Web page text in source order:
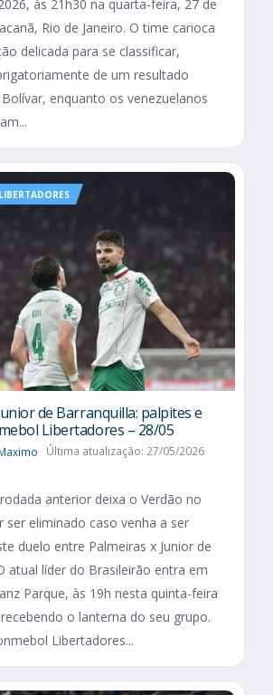
às 21h30 na quarta-feira, 27 de
Rio de Janeiro. O time carioca
delicada para se classificar,
de um resultado
enquanto os venezuelanos
de Barranquilla: palpites e
Libertadores – 28/05
Última atualização: 27/05/2026
anterior deixa o Verdão no
ser eliminado caso venha a ser
duelo entre Palmeiras x Junior de
atual líder do Brasileirão entra em
Parque, às 19h nesta quinta-feira
o lanterna do seu grupo.
Libertadores...